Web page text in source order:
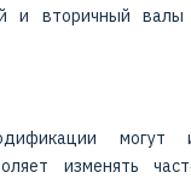
и вторичный валы
могут
изменять